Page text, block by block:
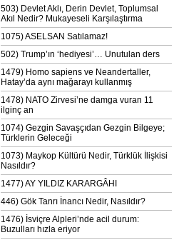
503) Devlet Aklı, Derin Devlet, Toplumsal
Akıl Nedir? Mukayeseli Karşılaştırma
1075) ASELSAN Satılamaz!
502) Trump’ın ‘hediyesi’… Unutulan ders
1479) Homo sapiens ve Neandertaller,
Hatay’da aynı mağarayı kullanmış
1478) NATO Zirvesi’ne damga vuran 11
ilginç an
1074) Gezgin Savaşçıdan Gezgin Bilgeye;
Türklerin Geleceği
1073) Maykop Kültürü Nedir, Türklük İlişkisi
Nasıldır?
1477) AY YILDIZ KARARGÂHI
446) Gök Tanrı İnancı Nedir, Nasıldır?
1476) İsviçre Alpleri’nde acil durum:
Buzulları hızla eriyor